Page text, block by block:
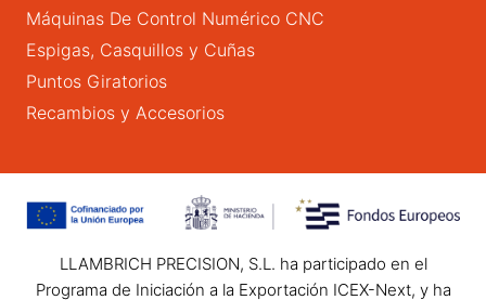
Máquinas De Control Numérico CNC
Espigas, Casquillos y Cuñas
Puntos Giratorios
Recambios y Accesorios
LLAMBRICH PRECISION, S.L. ha participado en el
Programa de Iniciación a la Exportación ICEX-Next, y ha